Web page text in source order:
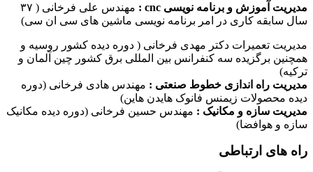
مدیریت آموزش و برنامه نویسی cnc :
مهندس علی فرخانی ( ۳۷
سال سابقه کاری در امر برنامه نویسی ماشین های سی ان سی)
مدیریت تعمیرات دکتر مهدی فرخانی ( دوره دیده کشور روسیه و
همچنین برگزیده سه کنفرانس بین المللی برق کشور چین آلمان و
ترکیه)
مدیریت راه اندازی خطوط صنعتی : مهندس هادی فرخانی (دوره
دیده محصولات زیمنس فانوک هایدن هاین)
مدیریت سازه و مکانیک : مهندس حسین فرخانی (دوره دیده مکانیک
سازه و هوافضا)
راه های ارتباطی